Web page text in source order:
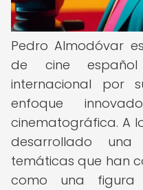
Pedro Almodóvar
de cine
internacional por
enfoque
cinematográfica. A
desarrollado
temáticas que han
como una figura